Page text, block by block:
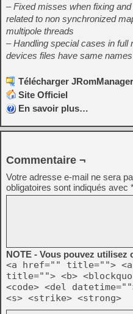
– Fixed misses when fixing
related to non synchronized
multipole threads
– Handling special cases in
devices files have same
Télécharger
Site Officiel
En savoir plus…
Commentaire ¬
Votre adresse e-mail ne sera
obligatoires sont indiqués avec
NOTE - Vous pouvez utilisez
<a href="" title="">
title=""> <b>
<code> <del
<s> <strike> <strong>